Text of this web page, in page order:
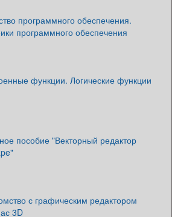
программного обеспечения.
программного обеспечения
функции. Логические функции
пособие "Векторный редактор
с графическим редактором
3D